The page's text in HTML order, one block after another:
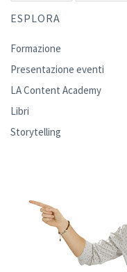
ESPLORA
Formazione
Presentazione eventi
LA Content Academy
Libri
Storytelling